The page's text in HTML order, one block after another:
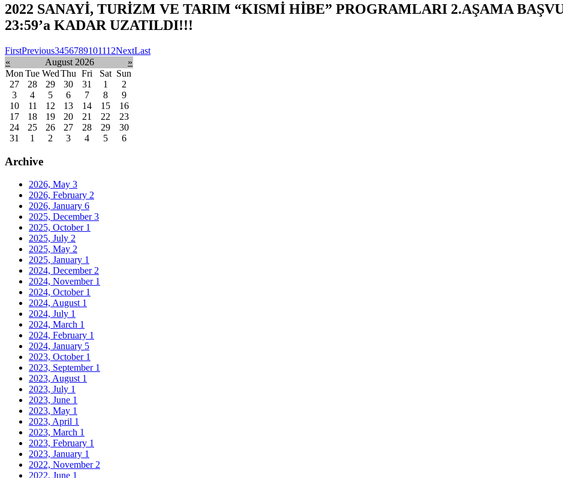
2022 SANAYİ, TURİZM VE TARIM “KISMİ HİBE” PROGRAMLARI 2.AŞAMA
23:59’a KADAR UZATILDI!!!
FirstPrevious3456789101112NextLast
«
August 2026
»
Mon Tue WedThu Fri Sat Sun
27
28 29 30 31 1
2
3
4 5 6 7 8
9
10
11 12 13 14 15
16
17
18 19 20 21 22
23
24
25 26 27 28 29
30
31
1 2 3 4 5 6
Archive
2026, May 3
2026, February 2
2026, January 6
2025, December3
2025, October 1
2025, July 2
2025, May 2
2025, January 1
2024, December 2
2024, November 1
2024, October 1
2024, August 1
2024, July 1
2024, March 1
2024, February 1
2024, January 5
2023, October 1
2023, September 1
2023, August 1
2023, July 1
2023, June 1
2023, May 1
2023, April 1
2023, March 1
2023, February 1
2023, January 1
2022, November 2
2022, June 1